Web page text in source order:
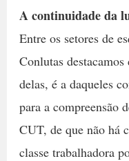
A continuidade da
Entre os setores de
Conlutas
delas, é a daqueles
para a compreensão
CUT, de que não há
classe trabalhadora